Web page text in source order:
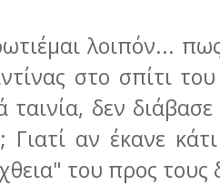
λοιπόν...
στο σπίτι
ταινία, δεν
Γιατί αν έκανε
του προς τους